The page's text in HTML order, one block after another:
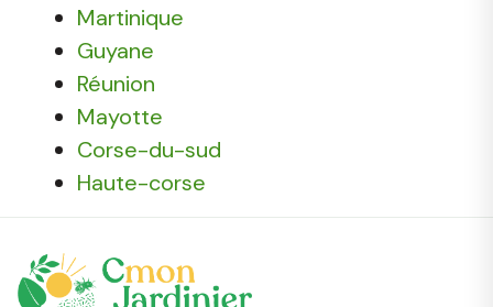
Martinique
Guyane
Réunion
Mayotte
Corse-du-sud
Haute-corse